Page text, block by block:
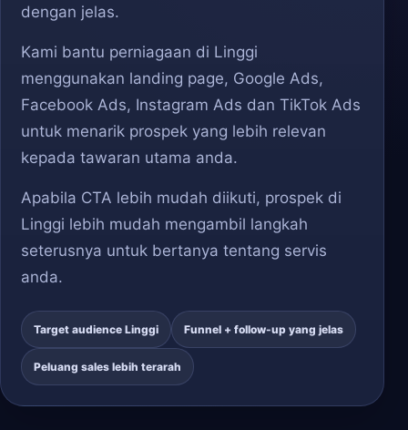
dengan jelas.
Kami bantu perniagaan di Linggi
menggunakan landing page, Google Ads,
Facebook Ads, Instagram Ads dan TikTok Ads
untuk menarik prospek yang lebih relevan
kepada tawaran utama anda.
Apabila CTA lebih mudah diikuti, prospek di
Linggi lebih mudah mengambil langkah
seterusnya untuk bertanya tentang servis
anda.
Target audience Linggi Funnel + follow-up yang jelas
Peluang sales lebih terarah